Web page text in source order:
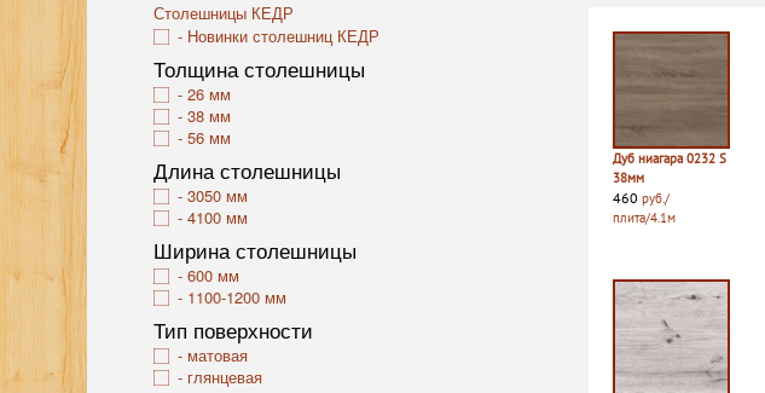
Столешницы КЕДР
Новинки столешниц КЕДР
Толщина столешницы
26 мм
38 мм
56 мм
Длина столешницы
3050 мм
4100 мм
Ширина столешницы
600 мм
1100-1200 мм
Тип поверхности
матовая
глянцевая
Дуб ниагара 0232 S
38мм
460 руб./
плита/4.1м